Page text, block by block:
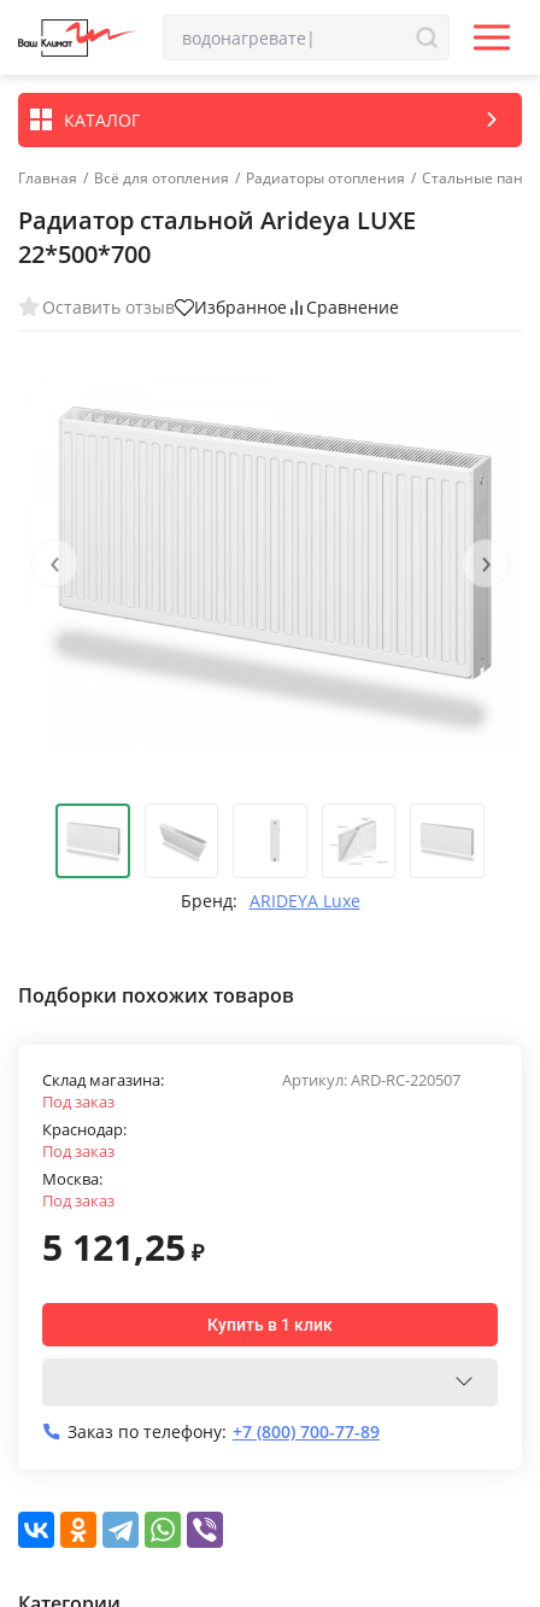
КАТАЛОГ
Главная / Всё для отопления / Радиаторы отопления / Стальные
Радиатор стальной Arideya LUXE
22*500*700
Оставить отзыв Избранное Сравнение
‹ ›
Бренд: ARIDEYA Luxe
Подборки похожих товаров
Артикул:ARD-RС-220507
Склад магазина:
Под заказ
Краснодар:
Под заказ
Москва:
Под заказ
5 121,25 ₽
Купить в 1 клик
Заказ по телефону: +7 (800) 700-77-89